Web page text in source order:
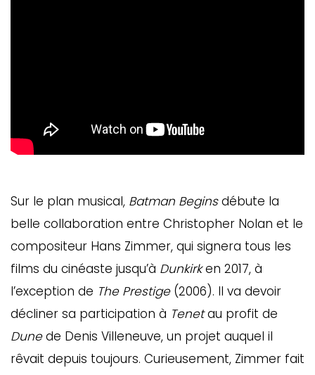
Sur le plan musical, Batman Beginsdébute la
belle collaboration entre Christopher Nolan et le
compositeur Hans Zimmer, qui signera tous les
films du cinéaste jusqu’à Dunkirken 2017, à
l’exception de The Prestige(2006). Il va devoir
décliner sa participation à Tenetau profit de
Dunede Denis Villeneuve, un projet auquel il
rêvait depuis toujours. Curieusement, Zimmer fait